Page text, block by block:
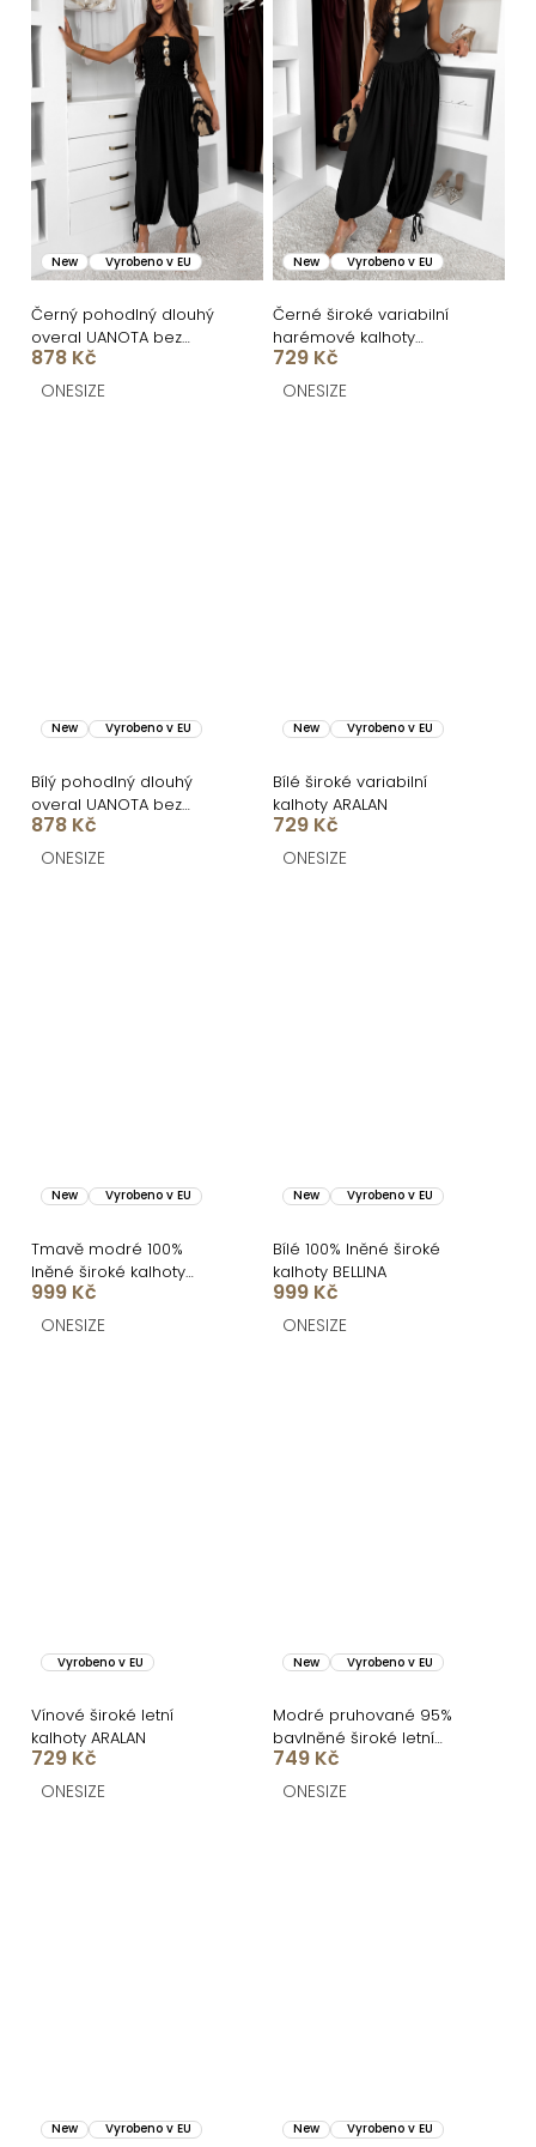
New Vyrobeno v EU
Černý pohodlný dlouhý
overal UANOTA bez
ramínek
878 Kč
ONESIZE
New Vyrobeno v EU
Černé široké variabilní
harémové kalhoty
ARALAN
729 Kč
ONESIZE
New Vyrobeno v EU
Bílý pohodlný dlouhý
overal UANOTA bez
ramínek
878 Kč
ONESIZE
New Vyrobeno v EU
Bílé široké variabilní
kalhoty ARALAN
729 Kč
ONESIZE
New Vyrobeno v EU
Tmavě modré 100%
lněné široké kalhoty
BELLINA
999 Kč
ONESIZE
New Vyrobeno v EU
Bílé 100% lněné široké
kalhoty BELLINA
999 Kč
ONESIZE
Vyrobeno v EU
Vínové široké letní
kalhoty ARALAN
729 Kč
ONESIZE
New Vyrobeno v EU
Modré pruhované 95%
bavlněné široké letní
kalhoty KYTAVA
749 Kč
ONESIZE
New Vyrobeno v EU New Vyrobeno v EU